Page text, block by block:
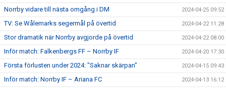
Norrby vidare till nästa omgång i DM 2024-04-25 09:52
TV: Se Wålemarks segermål på övertid 2024-04-22 11:28
Stor dramatik när Norrby avgjorde på övertid 2024-04-22 08:00
Inför match: Falkenbergs FF – Norrby IF 2024-04-20 17:30
Första förlusten under 2024: "Saknar skärpan" 2024-04-15 09:43
Inför match: Norrby IF – Ariana FC 2024-04-13 16:12